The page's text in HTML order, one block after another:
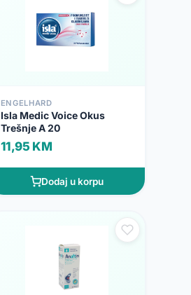
ENGELHARD
Isla Medic Voice Okus
Trešnje A 20
11,95 KM
Dodaj u korpu